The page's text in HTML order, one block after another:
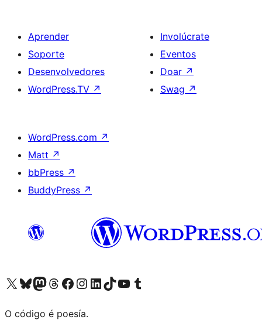
Aprender
Soporte
Desenvolvedores
WordPress.TV ↗
Involúcrate
Eventos
Doar ↗
Swag ↗
WordPress.com ↗
Matt ↗
bbPress ↗
BuddyPress ↗
Visita la cuenta de X (anteriormente Twitter)
Visita a nosa conta de Bluesky
Visita a nosa conta de Mastodon
Visita a nosa conta de Threads
Visita a nosa páxina de Facebook
Visita a nosa conta de Instagram
Visita a nosa conta de LinkedIn
Visita a nosa conta de TikTok
Visita a nosa canle de YouTube
Visita a nosa conta de Tumblr
O código é poesía.